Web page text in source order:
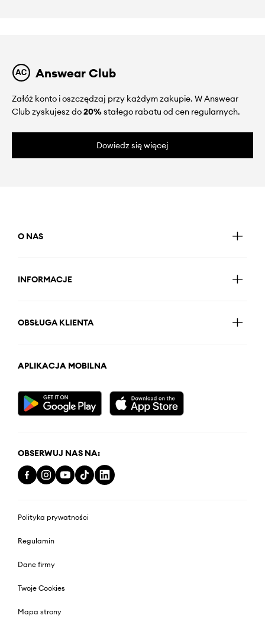
Answear Club
Załóż konto i oszczędzaj przy każdym zakupie. W Answear
Club zyskujesz do20%stałego rabatu od cen regularnych.
Dowiedz się więcej
O NAS
INFORMACJE
OBSŁUGA KLIENTA
APLIKACJA MOBILNA
OBSERWUJ NAS NA:
Polityka prywatności
Regulamin
Dane firmy
Twoje Cookies
Mapa strony